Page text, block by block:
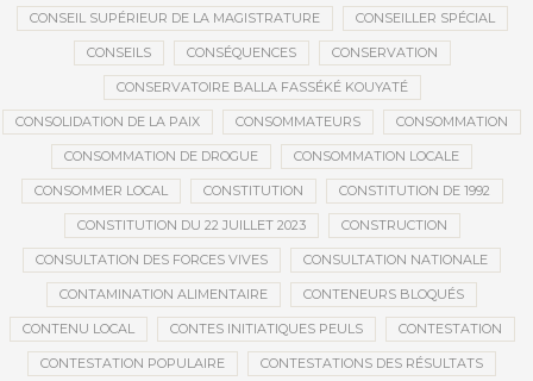
CONSEIL SUPÉRIEUR DE LA MAGISTRATURE CONSEILLER SPÉCIAL
CONSEILS CONSÉQUENCES CONSERVATION
CONSERVATOIRE BALLA FASSÉKÉ KOUYATÉ
CONSOLIDATION DE LA PAIX CONSOMMATEURS CONSOMMATION
CONSOMMATION DE DROGUE CONSOMMATION LOCALE
CONSOMMER LOCAL CONSTITUTION CONSTITUTION DE 1992
CONSTITUTION DU 22 JUILLET 2023 CONSTRUCTION
CONSULTATION DES FORCES VIVES CONSULTATION NATIONALE
CONTAMINATION ALIMENTAIRE CONTENEURS BLOQUÉS
CONTENU LOCAL CONTES INITIATIQUES PEULS CONTESTATION
CONTESTATION POPULAIRE CONTESTATIONS DES RÉSULTATS